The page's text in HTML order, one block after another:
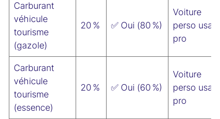
Carburant
véhicule
tourisme
(gazole)
20 % ✅ Oui (80 %)
Voiture
perso
pro
Carburant
véhicule
tourisme
(essence)
20 % ✅ Oui (60 %)
Voiture
perso
pro